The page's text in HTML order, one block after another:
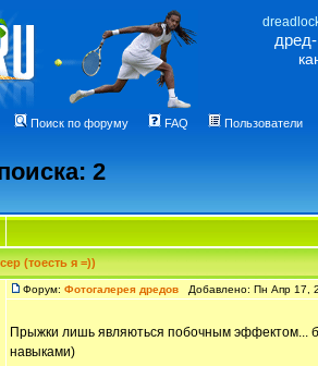
Поиск по форуму FAQ Пользователи
2
(тоесть я =))
Форум: Фотогалерея дредов Добавлено: Пн Апр 17,
Прыжки лишь являються побочным эффектом...
навыками)